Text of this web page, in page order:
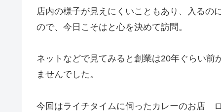
店内の様子が見えにくいこともあり、入るの
ので、今日こそはと心を決めて訪問。
ネットなどで見てみると創業は20年ぐらい前
ませんでした。
今回はライチタイムに伺ったカレーのお店